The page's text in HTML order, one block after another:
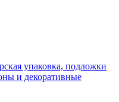
упаковка, подложки
и декоративные